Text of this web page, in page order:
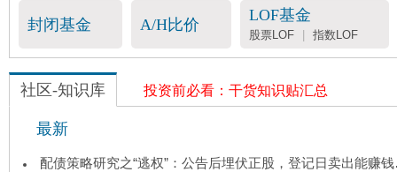
封闭基金 A/H比价
LOF基金
股票LOF | 指数LOF
社区-知识库 投资前必看：干货知识贴汇总
最新
配债